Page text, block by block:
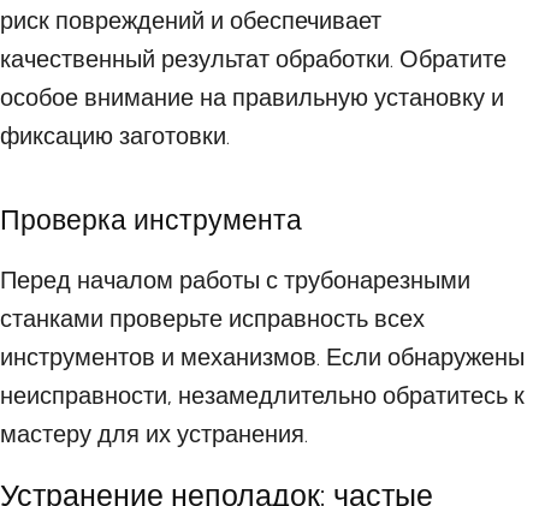
риск повреждений и обеспечивает
качественный результат обработки. Обратите
особое внимание на правильную установку и
фиксацию заготовки.
Проверка инструмента
Перед началом работы с трубонарезными
станками проверьте исправность всех
инструментов и механизмов. Если обнаружены
неисправности, незамедлительно обратитесь к
мастеру для их устранения.
Устранение неполадок: частые